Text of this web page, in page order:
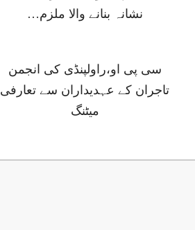
نشانہ بنانے والا ملزم…
سی پی او،راولپنڈی کی انجمن
تاجران کے عہدیداران سے تعارفی
میٹنگ